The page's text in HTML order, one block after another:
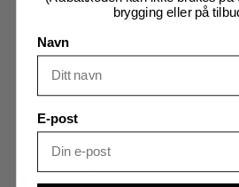
brygging eller på
Navn
E-post